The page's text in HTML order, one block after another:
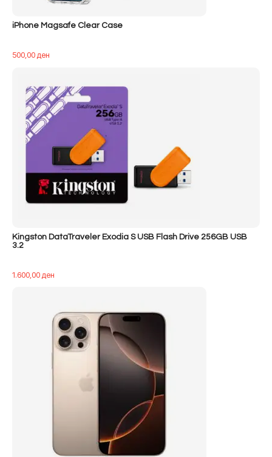
iPhone Magsafe Clear Case
500,00ден
Kingston DataTraveler Exodia S USB Flash Drive 256GB USB
3.2
1.600,00ден